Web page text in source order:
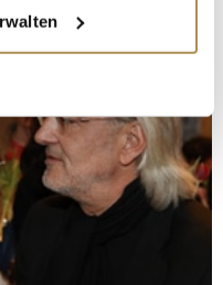
Lage
Meter genau sein
identifizieren
persönlichen Daten
Ihre Präferenzen im
und Anzeigen zu